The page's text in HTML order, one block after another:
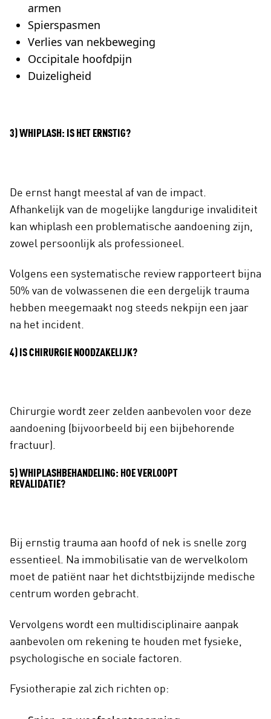
armen
Spierspasmen
Verlies van nekbeweging
Occipitale hoofdpijn
Duizeligheid
3) WHIPLASH: IS HET ERNSTIG?
De ernst hangt meestal af van de impact.
Afhankelijk van de mogelijke langdurige invaliditeit
kan whiplash een problematische aandoening zijn,
zowel persoonlijk als professioneel.
Volgens een systematische review rapporteert bijna
50% van de volwassenen die een dergelijk trauma
hebben meegemaakt nog steeds nekpijn een jaar
na het incident.
4) IS CHIRURGIE NOODZAKELIJK?
Chirurgie wordt zeer zelden aanbevolen voor deze
aandoening (bijvoorbeeld bij een bijbehorende
fractuur).
5) WHIPLASHBEHANDELING: HOE VERLOOPT
REVALIDATIE?
Bij ernstig trauma aan hoofd of nek is snelle zorg
essentieel. Na immobilisatie van de wervelkolom
moet de patiënt naar het dichtstbijzijnde medische
centrum worden gebracht.
Vervolgens wordt een multidisciplinaire aanpak
aanbevolen om rekening te houden met fysieke,
psychologische en sociale factoren.
Fysiotherapie zal zich richten op: